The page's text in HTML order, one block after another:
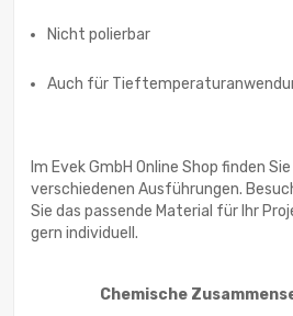
Nicht polierbar
Auch für
Im Evek GmbH Online Shop finden
verschiedenen Ausführungen.
Sie das passende Material für Ihr
gern individuell.
Chemische